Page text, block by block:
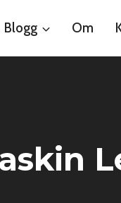
Blogg Om